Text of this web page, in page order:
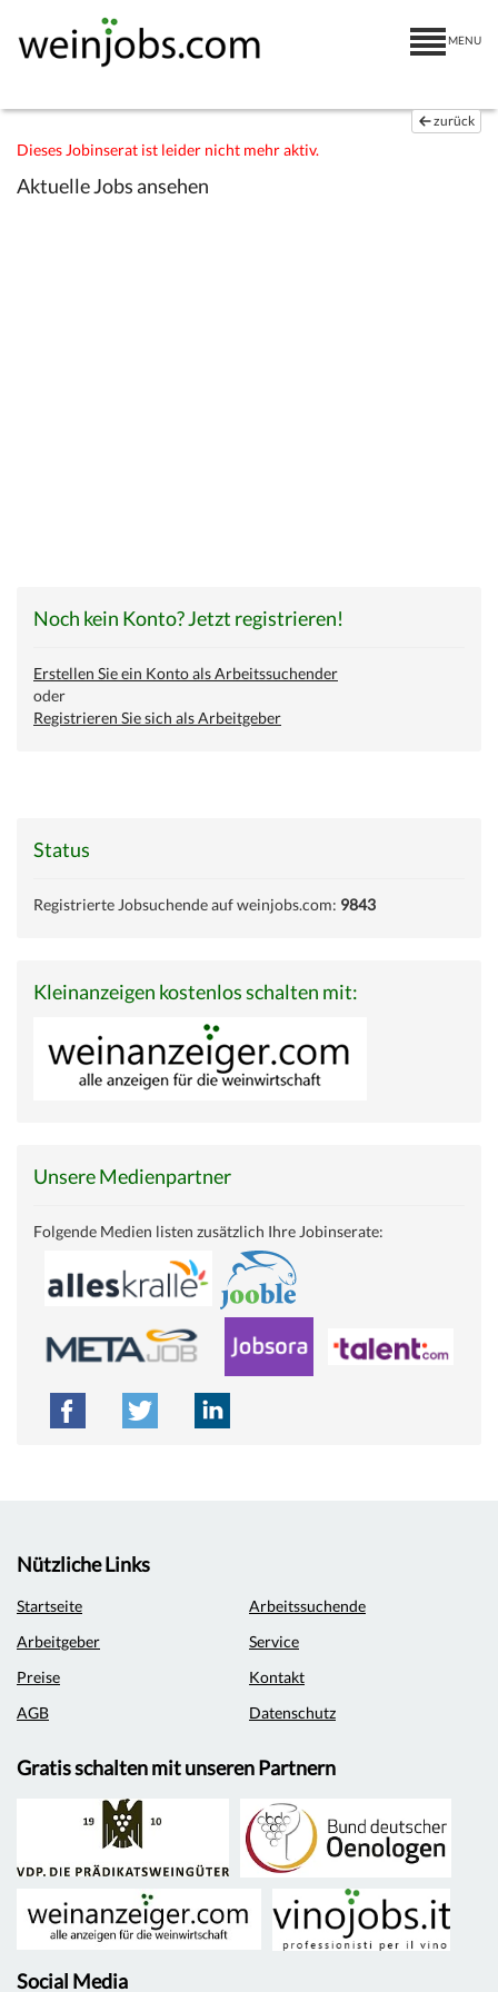
MENU
zurück
Dieses Jobinserat ist leider nicht mehr aktiv.
Aktuelle Jobs ansehen
Noch kein Konto? Jetzt registrieren!
Erstellen Sie ein Konto als Arbeitssuchender
oder
Registrieren Sie sich als Arbeitgeber
Status
Registrierte Jobsuchende auf weinjobs.com: 9843
Kleinanzeigen kostenlos schalten mit:
Unsere Medienpartner
Folgende Medien listen zusätzlich Ihre Jobinserate:
Nützliche Links
Startseite
Arbeitssuchende
Arbeitgeber
Service
Preise
Kontakt
AGB
Datenschutz
Gratis schalten mit unseren Partnern
Social Media